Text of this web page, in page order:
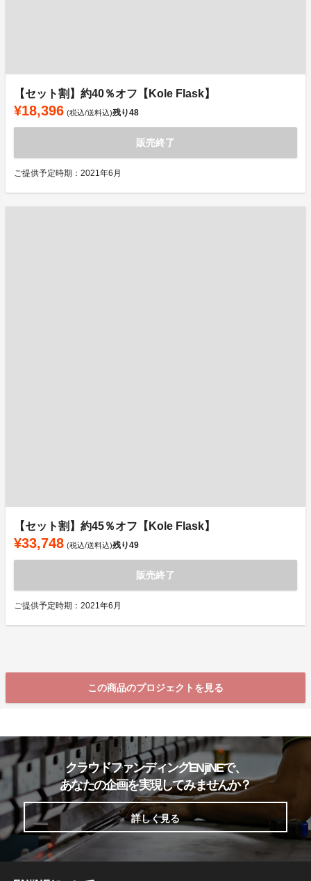
【セット割】約40％オフ【Kole Flask】
¥18,396 (税込/送料込)残り48
販売終了
ご提供予定時期：2021年6月
【セット割】約45％オフ【Kole Flask】
¥33,748 (税込/送料込)残り49
販売終了
ご提供予定時期：2021年6月
この商品のプロジェクトを見る
クラウドファンディングENjiNEで、
あなたの企画を実現してみませんか？
詳しく見る